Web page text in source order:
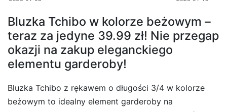
Bluzka Tchibo w kolorze beżowym –
teraz za jedyne 39.99 zł! Nie przegap
okazji na zakup eleganckiego
elementu garderoby!
Bluzka Tchibo z rękawem o długości 3/4 w kolorze
beżowym to idealny element garderoby na